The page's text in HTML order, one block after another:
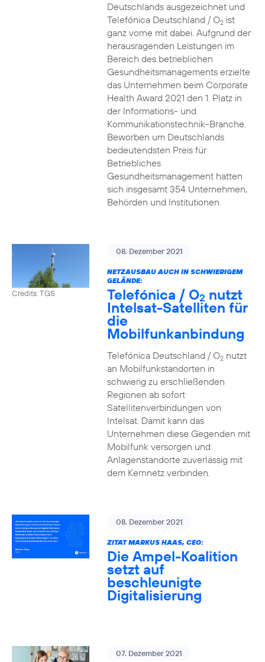
Deutschlands ausgezeichnet und
Telefónica Deutschland / O2ist
ganz vorne mit dabei. Aufgrund der
herausragenden Leistungen im
Bereich des betrieblichen
Gesundheitsmanagements erzielte
das Unternehmen beim Corporate
Health Award 2021 den 1. Platz in
der Informations- und
Kommunikationstechnik-Branche.
Beworben um Deutschlands
bedeutendsten Preis für
Betriebliches
Gesundheitsmanagement hatten
sich insgesamt 354 Unternehmen,
Behörden und Institutionen.
Credits: TGS
08. Dezember 2021
NETZAUSBAU AUCH IN SCHWIERIGEM
GELÄNDE:
Telefónica / O2 nutzt
Intelsat-Satelliten für
die
Mobilfunkanbindung
Telefónica Deutschland / O2nutzt
an Mobilfunkstandorten in
schwierig zu erschließenden
Regionen ab sofort
Satellitenverbindungen von
Intelsat. Damit kann das
Unternehmen diese Gegenden mit
Mobilfunk versorgen und
Anlagenstandorte zuverlässig mit
dem Kernnetz verbinden.
08. Dezember 2021
ZITAT MARKUS HAAS, CEO:
Die Ampel-Koalition
setzt auf
beschleunigte
Digitalisierung
07. Dezember 2021